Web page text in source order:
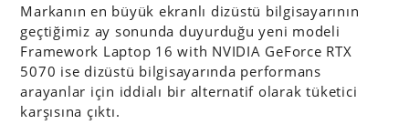
Markanın en büyük ekranlı dizüstü bilgisayarının
geçtiğimiz ay sonunda duyurduğu yeni modeli
Framework Laptop 16 with NVIDIA GeForce RTX
5070 ise dizüstü bilgisayarında performans
arayanlar için iddialı bir alternatif olarak tüketici
karşısına çıktı.